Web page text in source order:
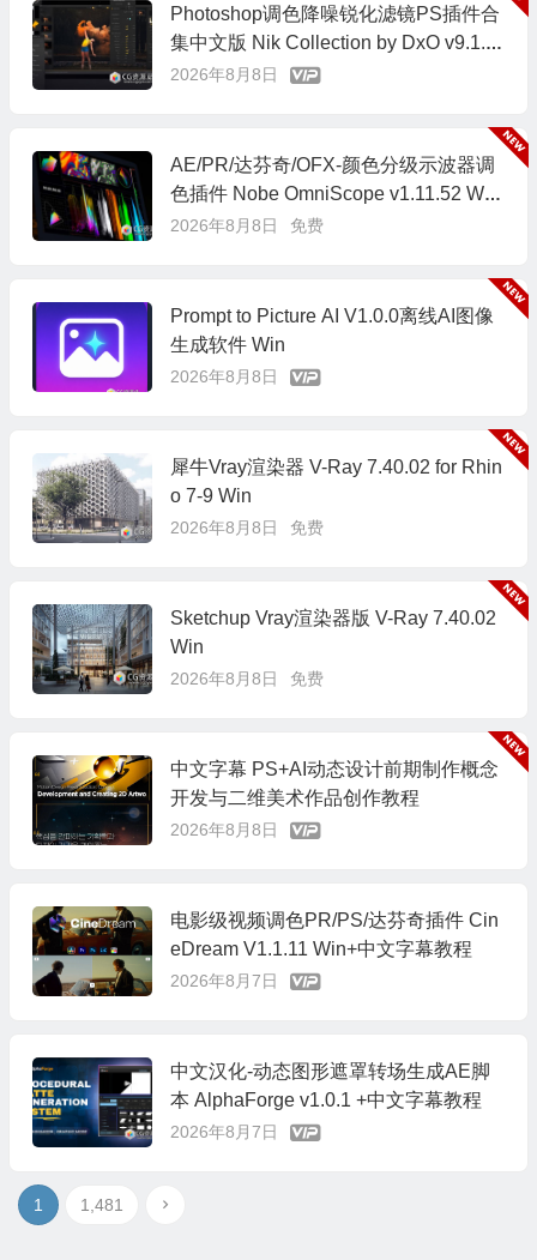
Photoshop调色降噪锐化滤镜PS插件合
集中文版 Nik Collection by DxO v9.1.0
Win/Mac
2026年8月8日
AE/PR/达芬奇/OFX-颜色分级示波器调
色插件 Nobe OmniScope v1.11.52 Win/
Mac
2026年8月8日 免费
Prompt to Picture AI V1.0.0离线AI图像
生成软件 Win
2026年8月8日
犀牛Vray渲染器 V-Ray 7.40.02 for Rhin
o 7-9 Win
2026年8月8日 免费
Sketchup Vray渲染器版 V-Ray 7.40.02
Win
2026年8月8日 免费
中文字幕 PS+AI动态设计前期制作概念
开发与二维美术作品创作教程
2026年8月8日
电影级视频调色PR/PS/达芬奇插件 Cin
eDream V1.1.11 Win+中文字幕教程
2026年8月7日
中文汉化-动态图形遮罩转场生成AE脚
本 AlphaForge v1.0.1 +中文字幕教程
2026年8月7日
1 1,481